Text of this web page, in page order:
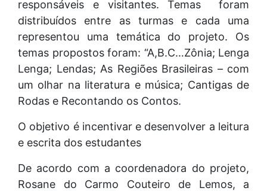
responsáveis e visitantes. Temas foram
distribuídos entre as turmas e cada uma
representou uma temática do projeto. Os
temas propostos foram: “A,B.C…Zônia; Lenga
Lenga; Lendas; As Regiões Brasileiras – com
um olhar na literatura e música; Cantigas de
Rodas e Recontando os Contos.
O objetivo é incentivar e desenvolver a leitura
e escrita dos estudantes
De acordo com a coordenadora do projeto,
Rosane do Carmo Couteiro de Lemos, a